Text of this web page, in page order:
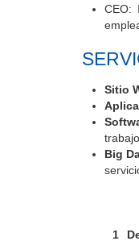
CEO:
Sitio
Big